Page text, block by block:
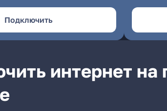
Подключить
интернет на